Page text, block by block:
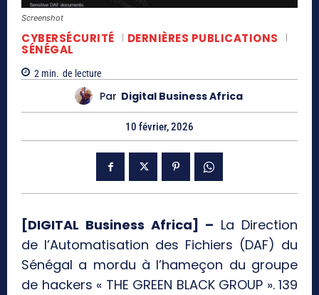
Screenshot
CYBERSÉCURITÉ DERNIÈRES PUBLICATIONS
SÉNÉGAL
2 min. de lecture
Par Digital Business Africa
10 février, 2026
[DIGITAL Business Africa] – La Direction
de l’Automatisation des Fichiers (DAF) du
Sénégal a mordu à l’hameçon du groupe
de hackers « THE GREEN BLACK GROUP ». 139